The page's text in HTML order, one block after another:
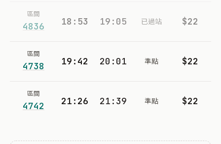
區間
4836 18:53 19:05 已過站 $22
區間
4738 19:42 20:01 準點 $22
區間
4742 21:26 21:39 準點 $22